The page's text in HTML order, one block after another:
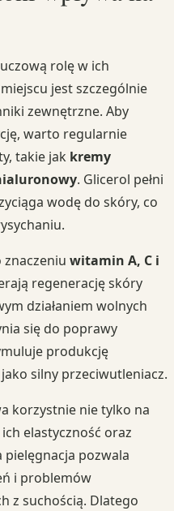
rolę w ich
jest szczególnie
zewnętrzne. Aby
warto regularnie
takie jak kremy
. Glicerol pełni
wodę do skóry, co
znaczeniu witamin A, C i
regenerację skóry
działaniem wolnych
się do poprawy
produkcję
jako silny przeciwutleniacz.
korzystnie nie tylko na
elastyczność oraz
pozwala
i problemów
z suchością. Dlatego